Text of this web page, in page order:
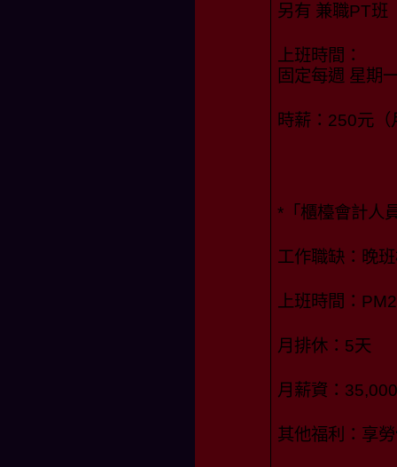
另有 兼職PT班
上班時間：
固定每週 星期
時薪：250元（
*「櫃檯會計人
工作職缺：晚
上班時間：
月排休：5天
月薪資：
其他福利：享